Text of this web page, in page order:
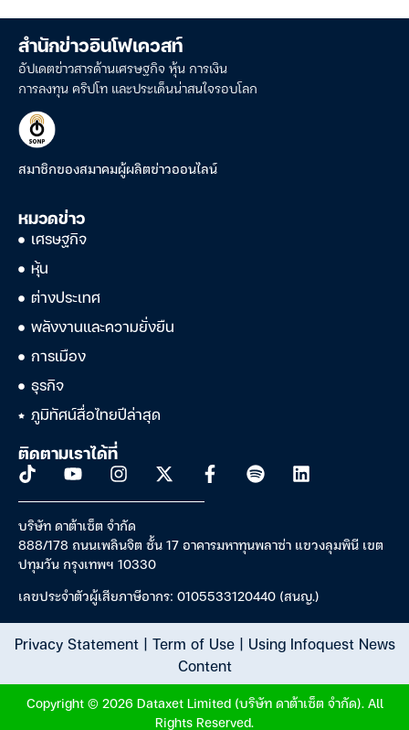
สำนักข่าวอินโฟเควสท์
อัปเดตข่าวสารด้านเศรษฐกิจ หุ้น การเงิน
การลงทุน คริปโท และประเด็นน่าสนใจรอบโลก
สมาชิกของสมาคมผู้ผลิตข่าวออนไลน์
หมวดข่าว
เศรษฐกิจ
หุ้น
ต่างประเทศ
พลังงานและความยั่งยืน
การเมือง
ธุรกิจ
ภูมิทัศน์สื่อไทยปีล่าสุด
ติดตามเราได้ที่
บริษัท ดาต้าเซ็ต จำกัด
888/178 ถนนเพลินจิต ชั้น 17 อาคารมหาทุนพลาซ่า แขวงลุมพินี เขต
ปทุมวัน กรุงเทพฯ 10330
เลขประจำตัวผู้เสียภาษีอากร: 0105533120440 (สนญ.)
Privacy Statement| Term of Use| Using Infoquest News
Content
Copyright © 2026 Dataxet Limited (บริษัท ดาต้าเซ็ต จำกัด). All
Rights Reserved.